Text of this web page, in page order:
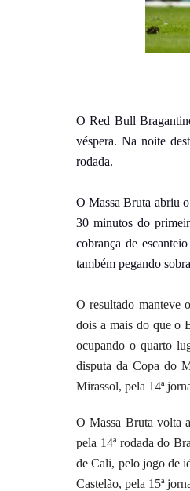
O Red Bull
véspera. Na noite
rodada.
O Massa Bruta abriu
30 minutos do
cobrança de
também pegando
O resultado manteve
dois a mais do que o
ocupando o quarto
disputa da Copa do
Mirassol, pela 14ª
O Massa Bruta volta
pela 14ª rodada do
de Cali, pelo jogo de
Castelão, pela 15ª